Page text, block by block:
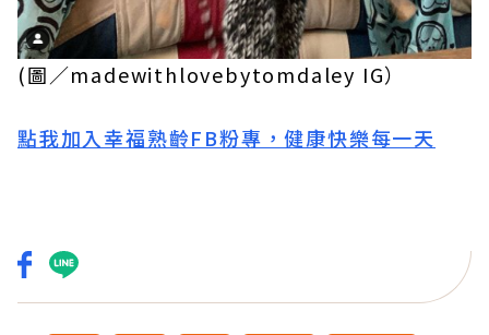
(圖／madewithlovebytomdaley IG）
點我加入幸福熟齡FB粉專，健康快樂每一天